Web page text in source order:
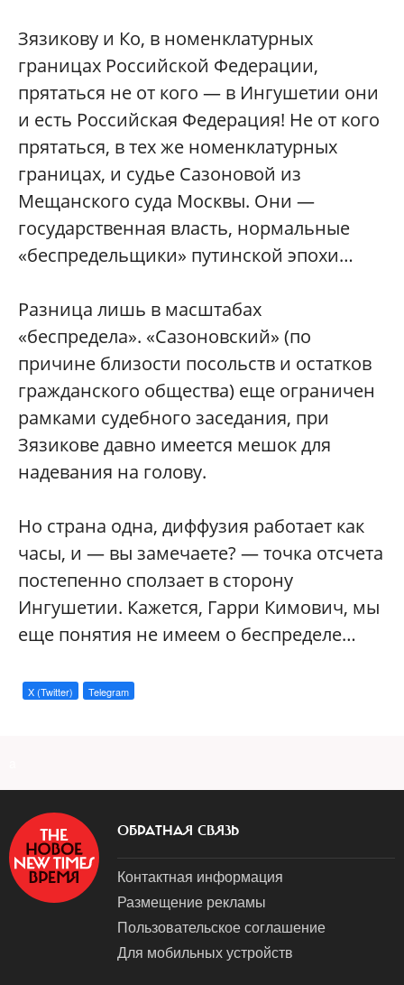
Зязикову и Ко, в номенклатурных
границах Российской Федерации,
прятаться не от кого — в Ингушетии они
и есть Российская Федерация! Не от кого
прятаться, в тех же номенклатурных
границах, и судье Сазоновой из
Мещанского суда Москвы. Они —
государственная власть, нормальные
«беспредельщики» путинской эпохи…
Разница лишь в масштабах
«беспредела». «Сазоновский» (по
причине близости посольств и остатков
гражданского общества) еще ограничен
рамками судебного заседания, при
Зязикове давно имеется мешок для
надевания на голову.
Но страна одна, диффузия работает как
часы, и — вы замечаете? — точка отсчета
постепенно сползает в сторону
Ингушетии. Кажется, Гарри Кимович, мы
еще понятия не имеем о беспределе…
X (Twitter) Telegram
ОБРАТНАЯ СВЯЗЬ
Контактная информация
Размещение рекламы
Пользовательское соглашение
Для мобильных устройств